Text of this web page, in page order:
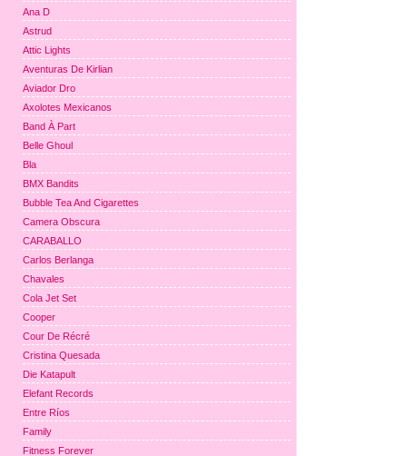
Ana D
Astrud
Attic Lights
Aventuras De Kirlian
Aviador Dro
Axolotes Mexicanos
Band À Part
Belle Ghoul
Bla
BMX Bandits
Bubble Tea And Cigarettes
Camera Obscura
CARABALLO
Carlos Berlanga
Chavales
Cola Jet Set
Cooper
Cour De Récré
Cristina Quesada
Die Katapult
Elefant Records
Entre Ríos
Family
Fitness Forever